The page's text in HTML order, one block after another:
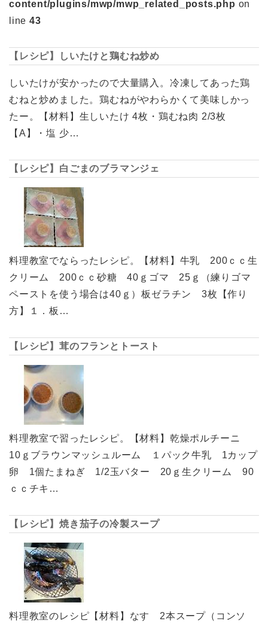
content/plugins/mwp/mwp_related_posts.php on
line 43
【レシピ】しいたけと鶏むね炒め
しいたけが安かったので大量購入。冷凍してあった鶏
むねと炒めました。鶏むねがやわらかくて美味しかっ
たー。【材料】生しいたけ 4枚・鶏むね肉 2/3枚
【A】・塩 少…
【レシピ】白ごまのブラマンジェ
料理教室でならったレシピ。【材料】牛乳 200ｃｃ生
クリーム 200ｃｃ砂糖 40ｇゴマ 25ｇ（練りゴマ
ペーストを使う場合は40ｇ）板ゼラチン 3枚【作り
方】１．板…
【レシピ】茸のフランとトースト
料理教室で習ったレシピ。【材料】乾燥ポルチーニ
10ｇブラウンマッシュルーム １パック牛乳 1カップ
卵 1個たまねぎ 1/2玉バター 20ｇ生クリーム 90
ｃｃチキ…
【レシピ】焼き茄子の冷製スープ
料理教室のレシピ【材料】なす 2本スープ（コンソ